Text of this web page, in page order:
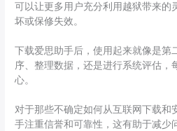
可以让更多用户充分利用越狱带来的
坏或保修失效。
下载爱思助手后，使用起来就像是第
序、整理数据，还是进行系统评估，
心。
对于那些不确定如何从互联网下载和
手注重信誉和可靠性，这有助于减少